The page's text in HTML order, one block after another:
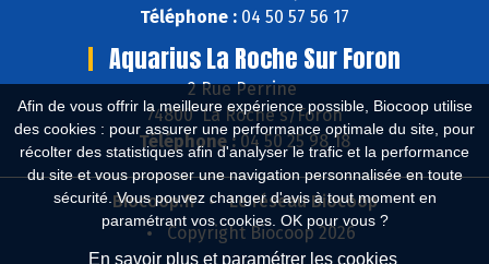
Afin de vous offrir la meilleure expérience possible, Biocoop utilise
des cookies : pour assurer une performance optimale du site, pour
récolter des statistiques afin d'analyser le trafic et la performance
du site et vous proposer une navigation personnalisée en toute
sécurité. Vous pouvez changer d'avis à tout moment en
paramétrant vos cookies. OK pour vous ?
En savoir plus et paramétrer les cookies
Téléphone : 04 50 57 56 17
Aquarius La Roche Sur Foron
2 Rue Perrine
74800 La Roche s/Foron
Téléphone : 04 50 25 98 18
Biocoop.fr
Le réseau Biocoop
Copyright Biocoop 2026